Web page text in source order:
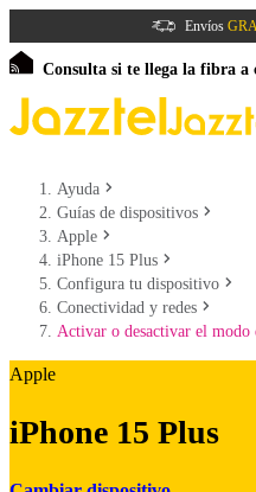
Envíos
Consulta si te llega la fibra a
Ayuda
Guías de dispositivos
Apple
iPhone 15 Plus
Configura tu dispositivo
Conectividad y redes
Activar o desactivar el modo
Apple
iPhone 15 Plus